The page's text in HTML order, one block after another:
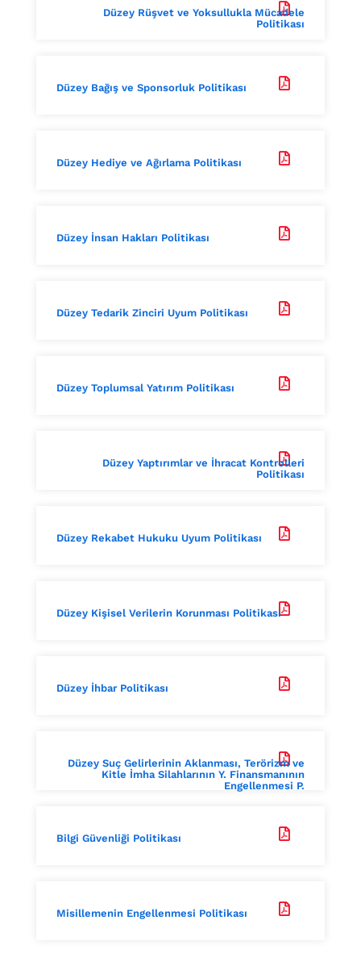

Düzey Rüşvet ve Yoksullukla Mücadele
Politikası

Düzey Bağış ve Sponsorluk Politikası

Düzey Hediye ve Ağırlama Politikası

Düzey İnsan Hakları Politikası

Düzey Tedarik Zinciri Uyum Politikası

Düzey Toplumsal Yatırım Politikası

Düzey Yaptırımlar ve İhracat Kontrolleri
Politikası

Düzey Rekabet Hukuku Uyum Politikası

Düzey Kişisel Verilerin Korunması Politikası

Düzey İhbar Politikası

Düzey Suç Gelirlerinin Aklanması, Terörizm ve
Kitle İmha Silahlarının Y. Finansmanının
Engellenmesi P.

Bilgi Güvenliği Politikası

Misillemenin Engellenmesi Politikası